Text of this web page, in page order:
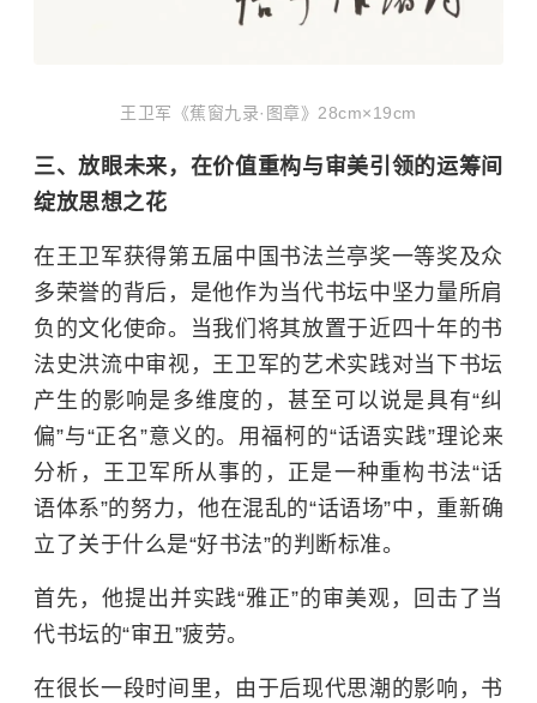
王卫军《蕉窗九录·图章》28cm×19cm
三、放眼未来，在价值重构与审美引领的运筹间
绽放思想之花
在王卫军获得第五届中国书法兰亭奖一等奖及众
多荣誉的背后，是他作为当代书坛中坚力量所肩
负的文化使命。当我们将其放置于近四十年的书
法史洪流中审视，王卫军的艺术实践对当下书坛
产生的影响是多维度的，甚至可以说是具有“纠
偏”与“正名”意义的。用福柯的“话语实践”理论来
分析，王卫军所从事的，正是一种重构书法“话
语体系”的努力，他在混乱的“话语场”中，重新确
立了关于什么是“好书法”的判断标准。
首先，他提出并实践“雅正”的审美观，回击了当
代书坛的“审丑”疲劳。
在很长一段时间里，由于后现代思潮的影响，书